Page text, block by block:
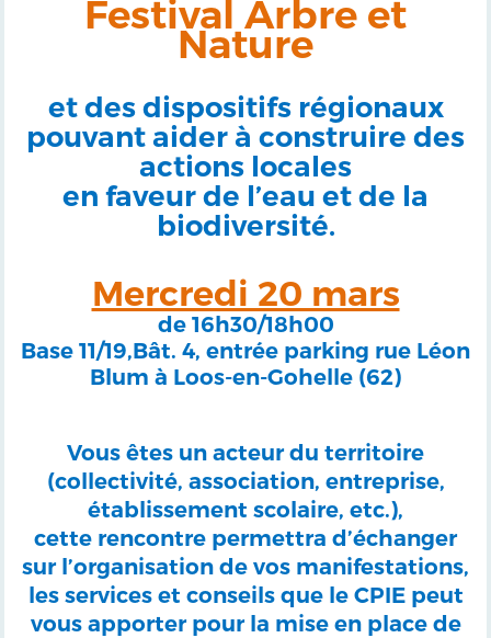
Festival Arbre et
Nature
et des dispositifs régionaux
pouvant aider à construire des
actions locales
en faveur de l’eau et de la
biodiversité.
Mercredi 20 mars
de 16h30/18h00
Base 11/19,Bât. 4, entrée parking rue Léon
Blum à Loos-en-Gohelle (62)
Vous êtes un acteur du territoire
(collectivité, association, entreprise,
établissement scolaire, etc.),
cette rencontre permettra d’échanger
sur l’organisation de vos manifestations,
les services et conseils que le CPIE peut
vous apporter pour la mise en place de